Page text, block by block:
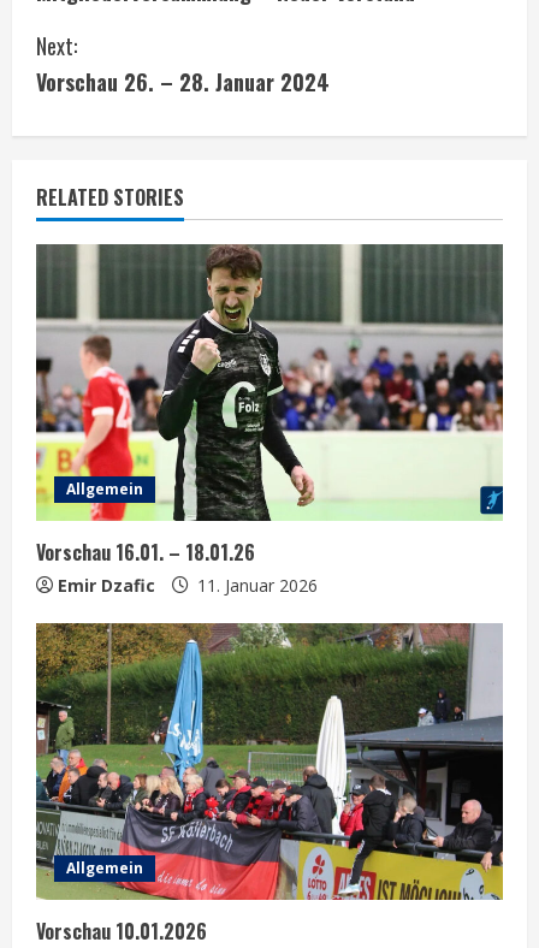
o
n
n
u
e
R
e
a
d
i
n
g
Next:
Vorschau 26. – 28. Januar 2024
RELATED STORIES
Allgemein
Vorschau 16.01. – 18.01.26
Emir Dzafic 11. Januar 2026
Allgemein
Vorschau 10.01.2026